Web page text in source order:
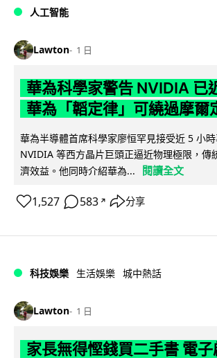
人工智能
Lawton 1 日
華為科學家警告 NVIDIA 已
華為「韜定律」可繞過摩爾
華為半導體首席科學家廖恒罕見接受近 5 小
NVIDIA 等西方晶片巨頭正逼近物理極限，傳
濟效益。他同時介紹華為...
閱讀全文
1,527 583 ↗ 分享
科技娛樂 生活娛樂 城中熱話
Lawton 1 日
家長無得慳錢買二手書 電